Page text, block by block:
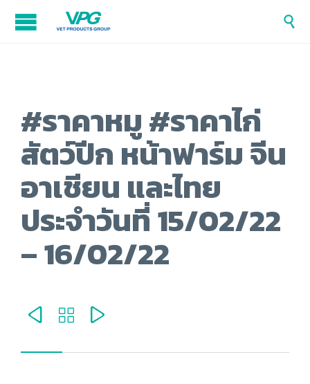

#ราคาหมู #ราคาไก่
สัตว์ปีก หน้าฟาร์ม จีน
อาเชียน และไทย
ประจำวันที่ 15/02/22
– 16/02/22
  